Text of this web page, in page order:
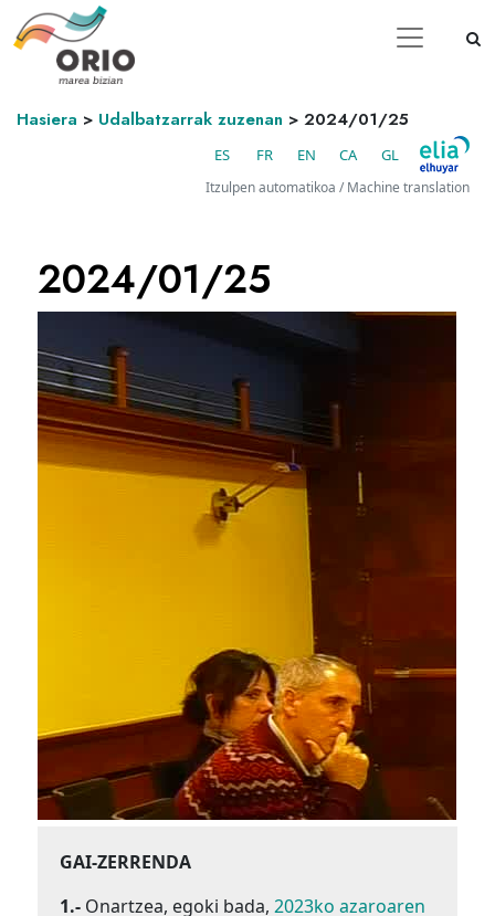
Hasiera > Udalbatzarrak zuzenan > 2024/01/25
ES FR EN CA GL
Itzulpen automatikoa / Machine translation
2024/01/25
GAI-ZERRENDA
1.- Onartzea, egoki bada,2023ko azaroaren